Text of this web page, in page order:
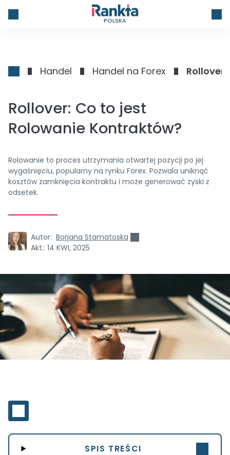
POLSKA
Handel Handel na Forex
Rollover: Co to jest
Rolowanie Kontraktów?
Rolowanie to proces utrzymania otwartej pozycji po jej
wygaśnięciu, popularny na rynku Forex. Pozwala uniknąć
kosztów zamknięcia kontraktu i może generować zyski z
odsetek.
Autor: Borjana Stamatoska
Akt.: 14 KWI, 2025
SPIS TREŚCI